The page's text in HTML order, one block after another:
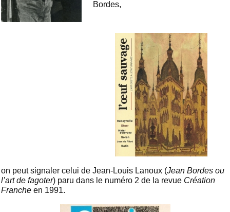
Bordes,
on peut signaler celui de Jean-Louis Lanoux (Jean Bordes ou
l’art de fagoter) paru dans le numéro 2 de la revue Création
Franche en 1991.